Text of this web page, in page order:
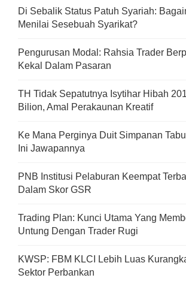
Di Sebalik Status Patuh Syariah:
Menilai Sesebuah Syarikat?
Pengurusan Modal: Rahsia Trader
Kekal Dalam Pasaran
TH Tidak Sepatutnya Isytihar Hibah
Bilion, Amal Perakaunan Kreatif
Ke Mana Perginya Duit Simpanan
Ini Jawapannya
PNB Institusi Pelaburan Keempat
Dalam Skor GSR
Trading Plan: Kunci Utama Yang
Untung Dengan Trader Rugi
KWSP: FBM KLCI Lebih Luas
Sektor Perbankan